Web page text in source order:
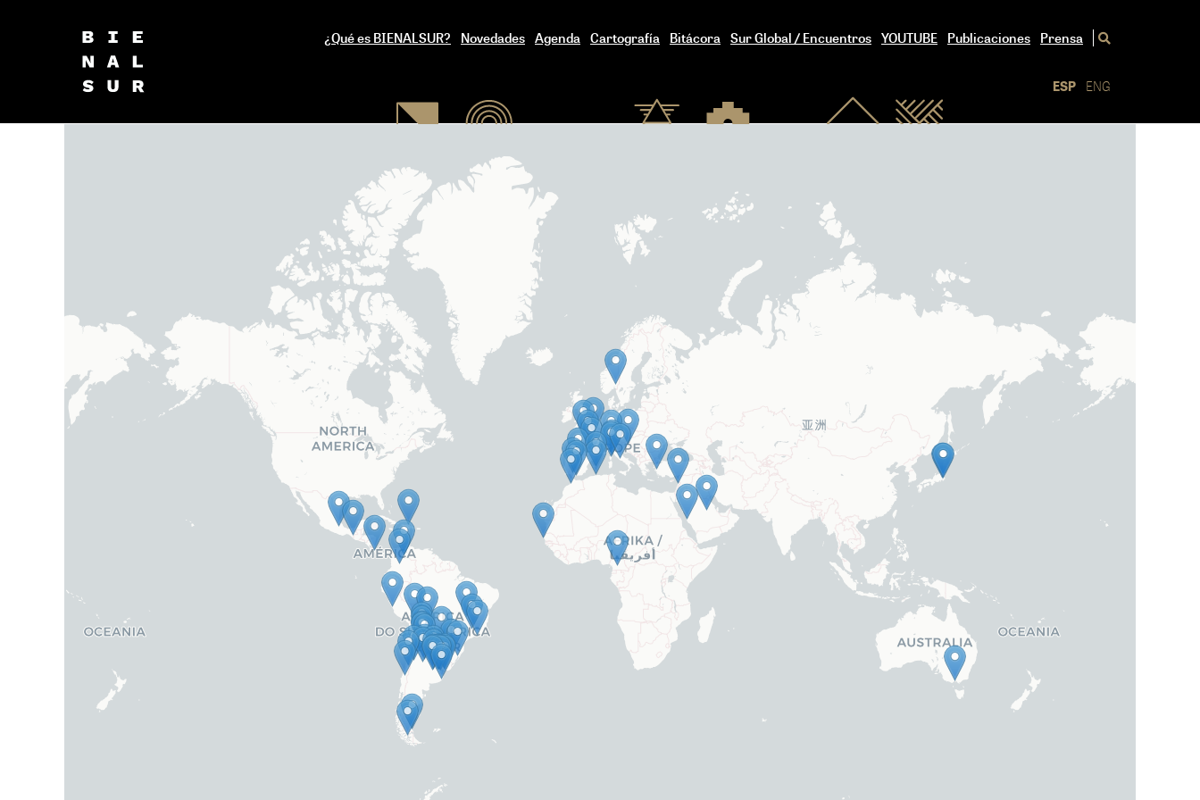
¿Qué es BIENALSUR? Novedades Agenda Cartografía Bitácora Sur Global / Encuentros YOUTUBE Publicaciones Prensa
ESP ENG